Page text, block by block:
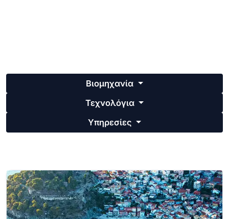
Βιομηχανία
Τεχνολόγια
Υπηρεσίες